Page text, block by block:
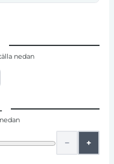
nedan
− +